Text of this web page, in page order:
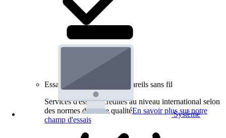
Système
Essais de produits pour appareils sans fil
Services d'essai accrédités au niveau international selon
des normes de haute qualitéEn savoir plus sur notre
champ d'essais